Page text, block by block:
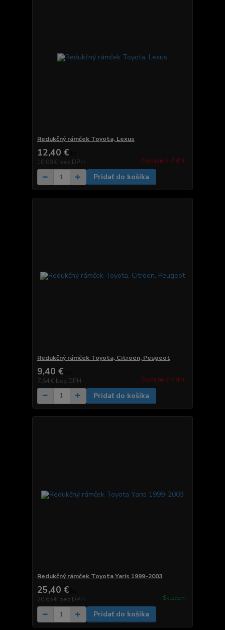
Redukčný rámček Toyota, Lexus
12,40 €
10,08 € bez DPH Zvyčajne 2-7 dni.
Pridať do košíka
Redukčný rámček Toyota, Citroën, Peugeot
9,40 €
7,64 € bez DPH Zvyčajne 2-7 dni.
Pridať do košíka
Redukčný rámček Toyota Yaris 1999-2003
25,40 €
20,65 € bez DPH Skladom
Pridať do košíka